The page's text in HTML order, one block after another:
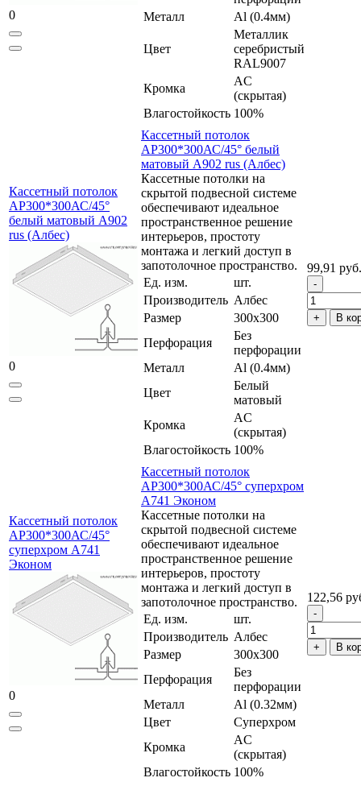
0
Металл
Al (0.4мм)
Цвет
Металлик
серебристый
RAL9007
Кромка
AC
(скрытая)
Влагостойкость 100%
Кассетный потолок
AP300*300АС/45°
белый матовый А902
rus (Албес)
0
Кассетный потолок
AP300*300АС/45° белый
матовый А902 rus (Албес)
Кассетные потолки на
скрытой подвесной системе
обеспечивают идеальное
пространственное решение
интерьеров, простоту
монтажа и легкий доступ в
запотолочное пространство.
Ед. изм.
шт.
Производитель Албес
Размер
300x300
Перфорация
Без
перфорации
Металл
Al (0.4мм)
Цвет
Белый
матовый
Кромка
AC
(скрытая)
Влагостойкость 100%
99,91 руб.
В
Кассетный потолок
AP300*300АС/45°
суперхром А741
Эконом
0
Кассетный потолок
AP300*300АС/45° суперхром
А741 Эконом
Кассетные потолки на
скрытой подвесной системе
обеспечивают идеальное
пространственное решение
интерьеров, простоту
монтажа и легкий доступ в
запотолочное пространство.
Ед. изм.
шт.
Производитель Албес
Размер
300x300
Перфорация
Без
перфорации
Металл
Al (0.32мм)
Цвет
Суперхром
Кромка
AC
(скрытая)
Влагостойкость 100%
122,56
В